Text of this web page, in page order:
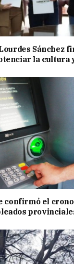
Sánchez
la cultura
confirmó el